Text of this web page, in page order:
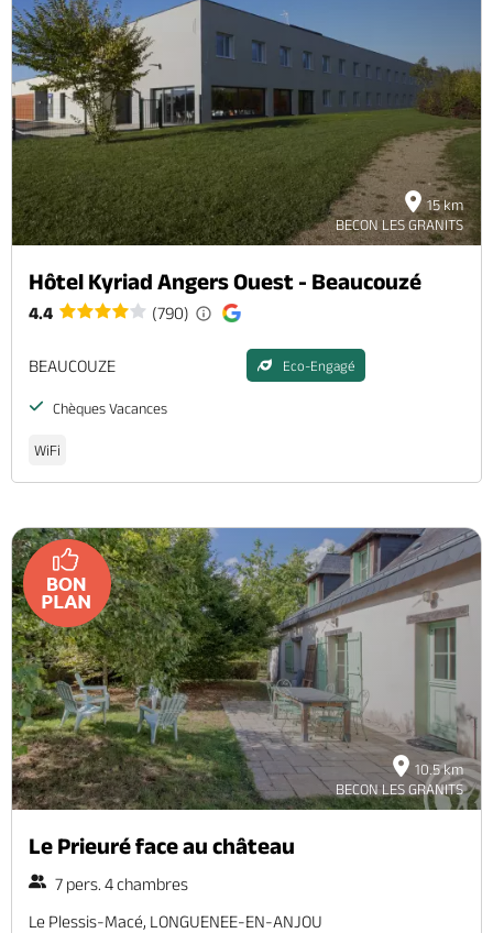
15 km
BECON LES GRANITS
Hôtel Kyriad Angers Ouest - Beaucouzé
4.4 (790)
BEAUCOUZE Eco-Engagé
Chèques Vacances
WiFi
10.5 km
BECON LES GRANITS
Le Prieuré face au château
7 pers. 4 chambres
Le Plessis-Macé, LONGUENEE-EN-ANJOU